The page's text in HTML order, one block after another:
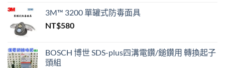
價
價
3M™ 3200 單罐式防毒面具
NT$580
BOSCH 博世 SDS-plus四溝電鑽/鎚鑽用 轉換起子
頭組